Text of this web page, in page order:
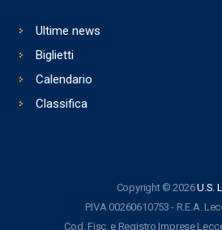
Ultime news
Biglietti
Calendario
Classifica
Copyright © 2026U.S.
P.IVA 00260610753 - R.E.A.
Cod. Fisc. e Registro Imprese